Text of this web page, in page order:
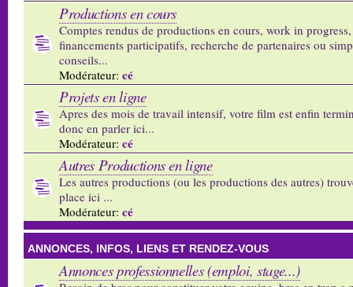
Productions en cours
Comptes rendus de productions en cours, work in
financements participatifs, recherche de partenaires ou
conseils...
Modérateur: cé
Projets en ligne
Apres des mois de travail intensif, votre film est enfin
donc en parler ici...
Modérateur: cé
Autres Productions en ligne
Les autres productions (ou les productions des autres)
place ici ...
Modérateur: cé
ANNONCES, INFOS, LIENS ET RENDEZ-VOUS
Annonces professionnelles (emploi, stage...)